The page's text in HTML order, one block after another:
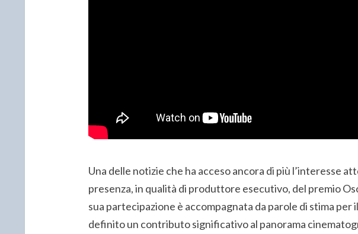
Una delle notizie che ha acceso ancora di più l’interesse
presenza, in qualità di produttore esecutivo, del premio
sua partecipazione è accompagnata da parole di stima per
definito un contributo significativo al panorama